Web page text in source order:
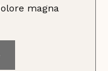
magna